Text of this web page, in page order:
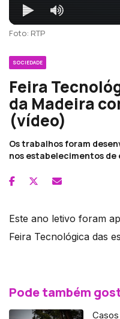
Foto: RTP
SOCIEDADE
Feira
da Madeira
(vídeo)
Os trabalhos foram
nos estabelecimentos de
Este ano letivo foram
Feira Tecnológica das
Pode também